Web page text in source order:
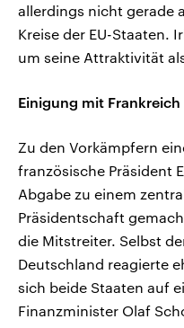
allerdings nicht gerade
Kreise der EU-Staaten.
um seine Attraktivität
Einigung mit Frankreich
Zu den Vorkämpfern
französische Präsident
Abgabe zu einem
Präsidentschaft
die Mitstreiter. Selbst
Deutschland reagierte
sich beide Staaten auf
Finanzminister Olaf